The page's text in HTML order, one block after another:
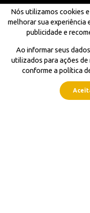
Nós utilizamos cookies
melhorar sua experiência
publicidade e
Ao informar seus
utilizados para ações
conforme a política